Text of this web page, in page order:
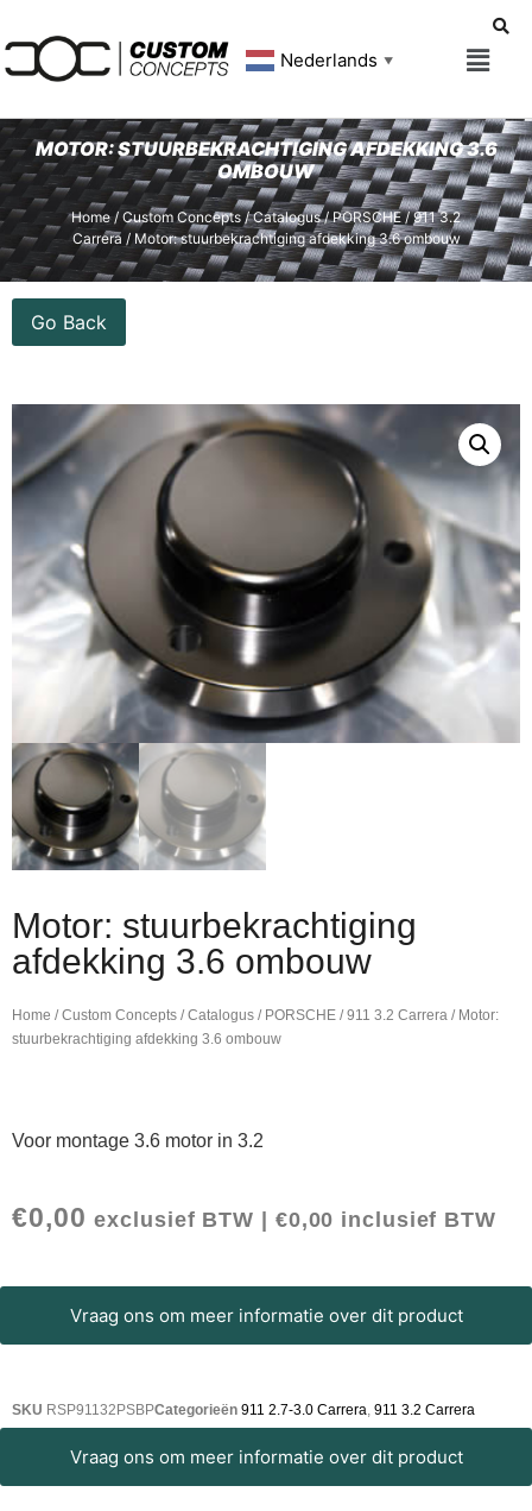
Nederlands ▼
MOTOR: STUURBEKRACHTIGING AFDEKKING 3.6
OMBOUW
Home/ Custom Concepts/Catalogus/PORSCHE/911 3.2
Carrera / Motor: stuurbekrachtiging afdekking 3.6 ombouw
Go Back
Motor: stuurbekrachtiging
afdekking 3.6 ombouw
Home /Custom Concepts /Catalogus / PORSCHE /911 3.2 Carrera / Motor:
stuurbekrachtiging afdekking 3.6 ombouw
Voor montage 3.6 motor in 3.2
€0,00 exclusief BTW | €0,00 inclusief BTW
Vraag ons om meer informatie over dit product
SKU RSP91132PSBPCategorieën 911 2.7-3.0 Carrera 911 3.2 Carrera
Vraag ons om meer informatie over dit product